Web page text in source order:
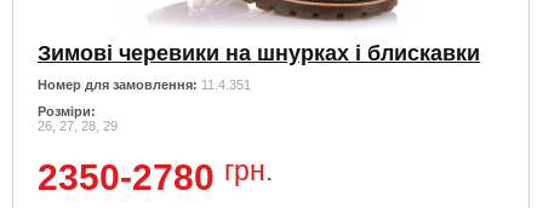
Зимові черевики на шнурках і блискавки
Номер для замовлення: 11.4.351
Розміри:
26, 27, 28, 29
2350-2780 грн.